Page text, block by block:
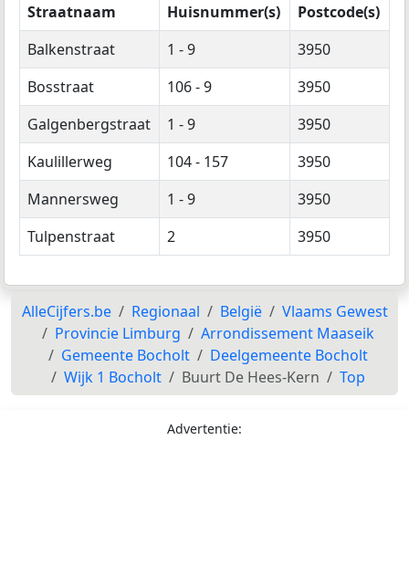
Straatnaam Huisnummer(s)
Postcode(s)
Balkenstraat
1 - 9
3950
Bosstraat
106 - 9
3950
Galgenbergstraat
1 - 9
3950
Kaulillerweg
104 - 157
3950
Mannersweg
1 - 9
3950
Tulpenstraat
2 3950
AlleCijfers.be Regionaal België
Vlaams Gewest
Provincie Limburg
Arrondissement Maaseik
Gemeente Bocholt
Deelgemeente Bocholt
Wijk 1 Bocholt
Buurt De Hees-Kern Top
Advertentie: